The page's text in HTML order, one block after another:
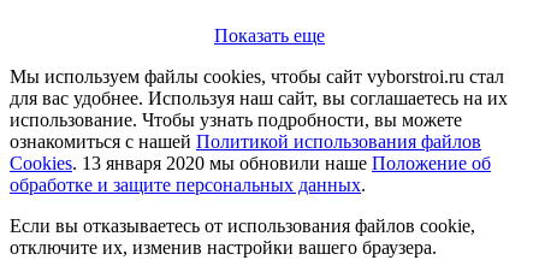
Показать еще
Мы используем файлы cookies, чтобы сайт vyborstroi.ru стал
для вас удобнее. Используя наш сайт, вы соглашаетесь на их
использование. Чтобы узнать подробности, вы можете
ознакомиться с нашей Политикой использования файлов
Cookies. 13 января 2020 мы обновили наше Положение об
обработке и защите персональных данных.
Если вы отказываетесь от использования файлов cookie,
отключите их, изменив настройки вашего браузера.